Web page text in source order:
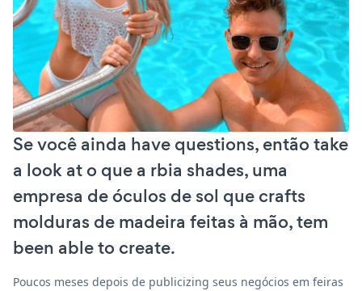
Se você ainda have questions, então take
a look at o que a rbia shades, uma
empresa de óculos de sol que crafts
molduras de madeira feitas à mão, tem
been able to create.
Poucos meses depois de publicizing seus negócios em feiras